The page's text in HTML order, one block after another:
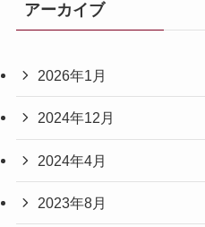
アーカイブ
2026年1月
2024年12月
2024年4月
2023年8月